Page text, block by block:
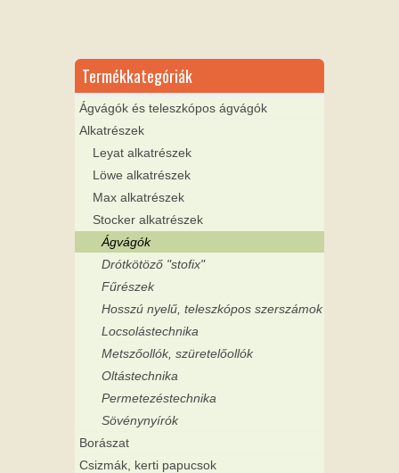
Termékkategóriák
Ágvágók és teleszkópos ágvágók
Alkatrészek
Leyat alkatrészek
Löwe alkatrészek
Max alkatrészek
Stocker alkatrészek
Ágvágók
Drótkötöző "stofix"
Fűrészek
Hosszú nyelű, teleszkópos szerszámok
Locsolástechnika
Metszőollók, szüretelőollók
Oltástechnika
Permetezéstechnika
Sövénynyírók
Borászat
Csizmák, kerti papucsok